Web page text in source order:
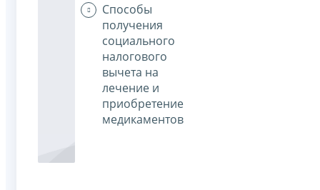
Способы
получения
социального
налогового
вычета на
лечение и
приобретение
медикаментов